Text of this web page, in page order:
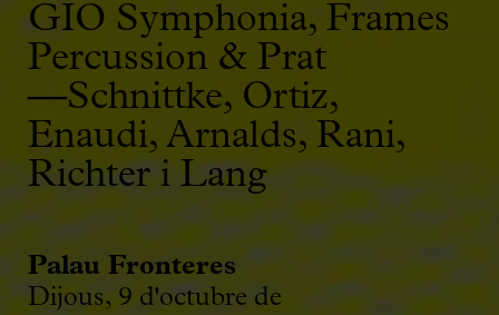
GIO Symphonia, Frames
Percussion & Prat
—Schnittke, Ortiz,
Enaudi, Arnalds, Rani,
Richter i Lang
Palau Fronteres
Dijous, 9 d'octubre de